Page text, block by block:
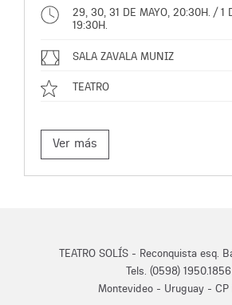
29, 30, 31 DE MAYO, 20:30H. / 1
19:30H.
SALA ZAVALA MUNIZ
TEATRO
Ver más
TEATRO SOLÍS - Reconquista esq.
Tels. (0598) 1950.1856
Montevideo - Uruguay - CP